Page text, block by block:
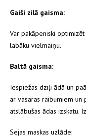
Gaiši zilā gaisma:
Var pakāpeniski
labāku vielmaiņu.
Baltā gaisma:
Iespiežas dziļi ādā un
ar vasaras raibumiem
atslābušas ādas izskatu.
Sejas maskas uzlāde: